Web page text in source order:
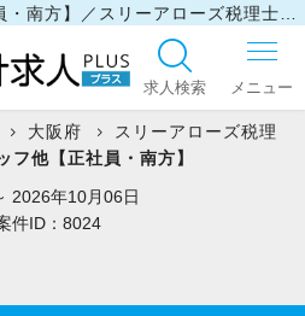
求人検索
グイン
大阪府
スリーアローズ税理
フ他【正社員・南方】
2026年10月06日
件ID：8024